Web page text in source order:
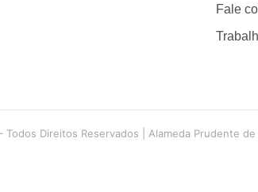
Fale
Direitos Reservados | Alameda Prudente